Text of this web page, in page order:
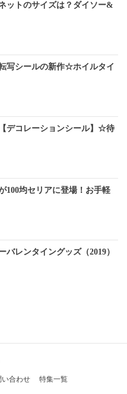
ットのサイズは？ダイソー&
写シールの新作☆ホイルタイ
デコレーションシール】☆待
100均セリアに登場！お手軽
バレンタイングッズ（2019）
い合わせ 特集一覧